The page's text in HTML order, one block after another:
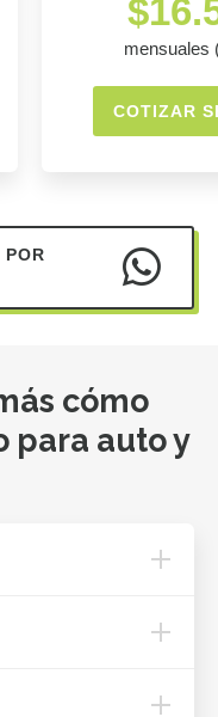
mensuales
COTIZAR
POR
cómo
para auto y